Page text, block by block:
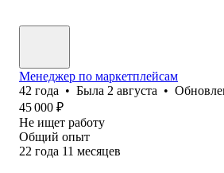
Менеджер по маркетплейсам
42 года • Была 2 августа •
45 000 ₽
Не ищет работу
Общий опыт
22 года 11 месяцев